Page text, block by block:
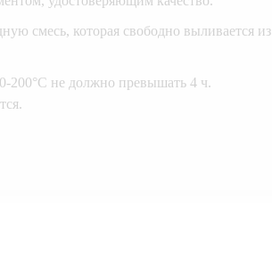
смесь, которая свободно выливается из
200°С не должно превышать 4 ч.